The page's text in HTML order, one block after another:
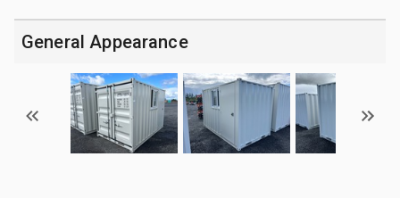
General Appearance